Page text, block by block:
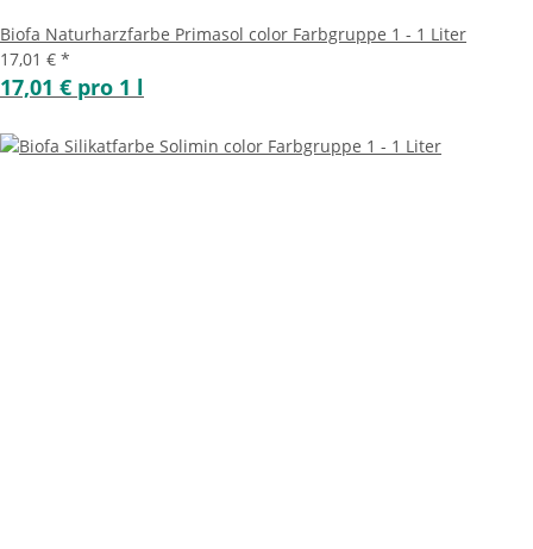
Biofa Naturharzfarbe Primasol color Farbgruppe 1 - 1 Liter
17,01 € *
17,01 € pro 1 l